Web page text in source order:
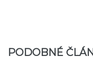
PODOBNÉ